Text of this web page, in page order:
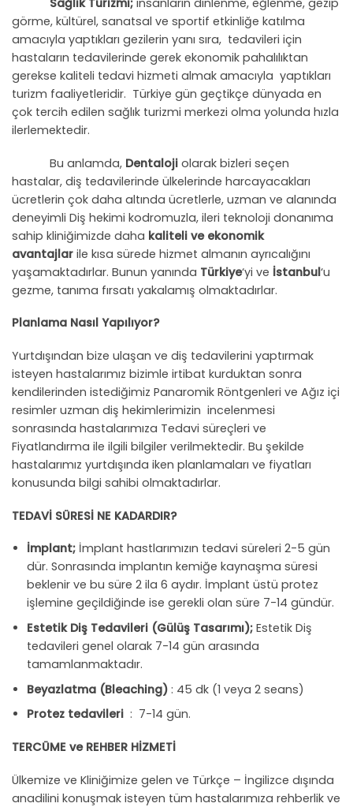
görme, kültürel, sanatsal ve sportif etkinliğe katılma
amacıyla yaptıkları gezilerin yanı sıra, tedavileri için
hastaların tedavilerinde gerek ekonomik pahalılıktan
gerekse kaliteli tedavi hizmeti almak amacıyla yaptıkları
turizm faaliyetleridir. Türkiye gün geçtikçe dünyada en
çok tercih edilen sağlık turizmi merkezi olma yolunda hızla
ilerlemektedir.
Bu anlamda, Dentaloji olarak bizleri seçen
hastalar, diş tedavilerinde ülkelerinde harcayacakları
ücretlerin çok daha altında ücretlerle, uzman ve alanında
deneyimli Diş hekimi kodromuzla, ileri teknoloji donanıma
sahip kliniğimizde daha kaliteli ve ekonomik
avantajlar ile kısa sürede hizmet almanın ayrıcalığını
yaşamaktadırlar. Bunun yanında Türkiye‘yi ve İstanbul‘u
gezme, tanıma fırsatı yakalamış olmaktadırlar.
Planlama Nasıl Yapılıyor?
Yurtdışından bize ulaşan ve diş tedavilerini yaptırmak
isteyen hastalarımız bizimle irtibat kurduktan sonra
kendilerinden istediğimiz Panaromik Röntgenleri ve Ağız içi
resimler uzman diş hekimlerimizin incelenmesi
sonrasında hastalarımıza Tedavi süreçleri ve
Fiyatlandırma ile ilgili bilgiler verilmektedir. Bu şekilde
hastalarımız yurtdışında iken planlamaları ve fiyatları
konusunda bilgi sahibi olmaktadırlar.
TEDAVİ SÜRESİ NE KADARDIR?
İmplant; İmplant hastlarımızın tedavi süreleri 2-5 gün
dür. Sonrasında implantın kemiğe kaynaşma süresi
beklenir ve bu süre 2 ila 6 aydır. İmplant üstü protez
işlemine geçildiğinde ise gerekli olan süre 7-14 gündür.
Estetik Diş Tedavileri (Gülüş Tasarımı);Estetik Diş
tedavileri genel olarak 7-14 gün arasında
tamamlanmaktadır.
Beyazlatma (Bleaching): 45 dk (1 veya 2 seans)
Protez tedavileri: 7-14 gün.
TERCÜME ve REHBER HİZMETİ
Ülkemize ve Kliniğimize gelen ve Türkçe – İngilizce dışında
anadilini konuşmak isteyen tüm hastalarımıza rehberlik ve